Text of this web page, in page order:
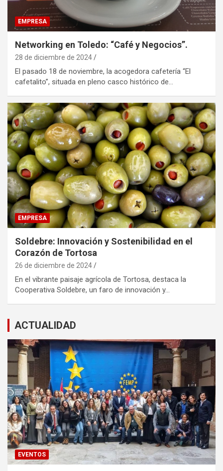
EMPRESA
Networking en Toledo: “Café y Negocios”.
28 de diciembre de 2024
El pasado 18 de noviembre, la acogedora cafetería “El
cafetalito”, situada en pleno casco histórico de…
EMPRESA
Soldebre: Innovación y Sostenibilidad en el
Corazón de Tortosa
26 de diciembre de 2024
En el vibrante paisaje agrícola de Tortosa, destaca la
Cooperativa Soldebre, un faro de innovación y…
ACTUALIDAD
EVENTOS